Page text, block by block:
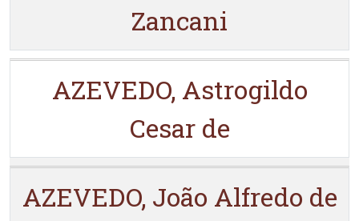
Zancani
AZEVEDO, Astrogildo
Cesar de
AZEVEDO, João Alfredo de